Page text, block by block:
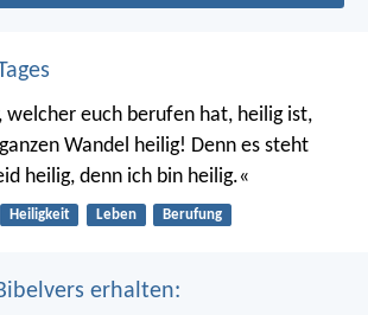
welcher euch berufen hat, heilig ist,
Wandel heilig! Denn es steht
heilig, denn ich bin heilig.«
Heiligkeit Leben Berufung
erhalten: